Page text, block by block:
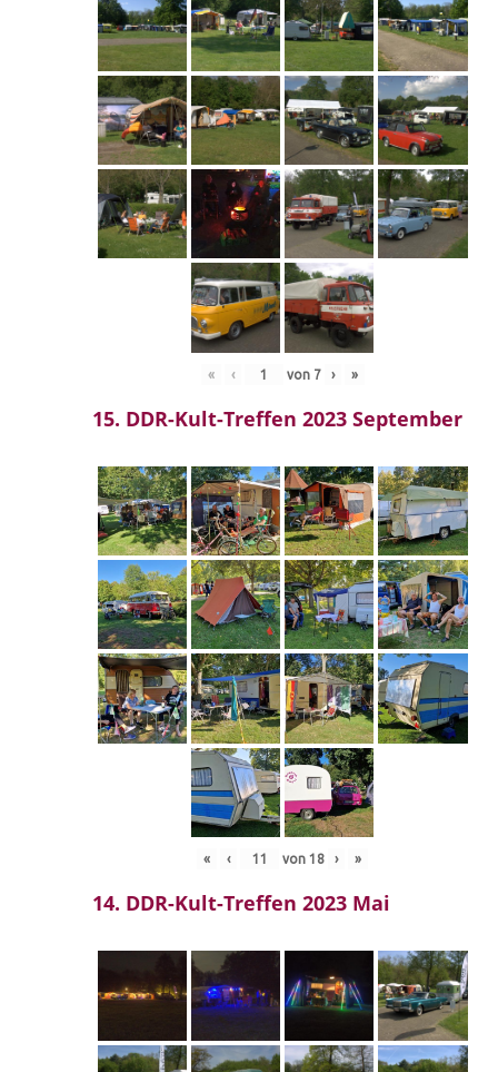
« ‹ von 7 › »
15. DDR-Kult-Treffen 2023 September
« ‹ von 18 › »
14. DDR-Kult-Treffen 2023 Mai